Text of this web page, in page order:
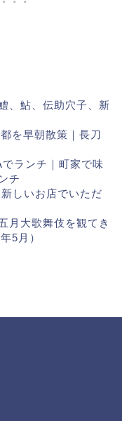
、鮎、伝助穴子、新
を早朝散策｜長刀
ランチ｜町家で味
チ
しいお店でいただ
月大歌舞伎を観てき
5月）